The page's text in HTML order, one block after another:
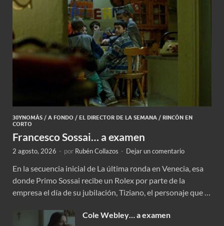
30YNOMÁS / A FONDO / EL DIRECTOR DE LA SEMANA / RINCÓN EN
CORTO
Francesco Sossai… a examen
2 agosto, 2026 - por Rubén Collazos - Dejar un comentario
En la secuencia inicial de La última ronda en Venecia, esa
donde Primo Sossai recibe un Rolex por parte de la
empresa el día de su jubilación, Tiziano, el personaje que …
Cole Webley… a examen